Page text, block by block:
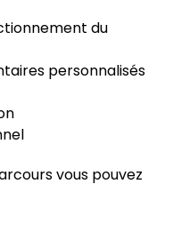
du
personnalisés
vous pouvez